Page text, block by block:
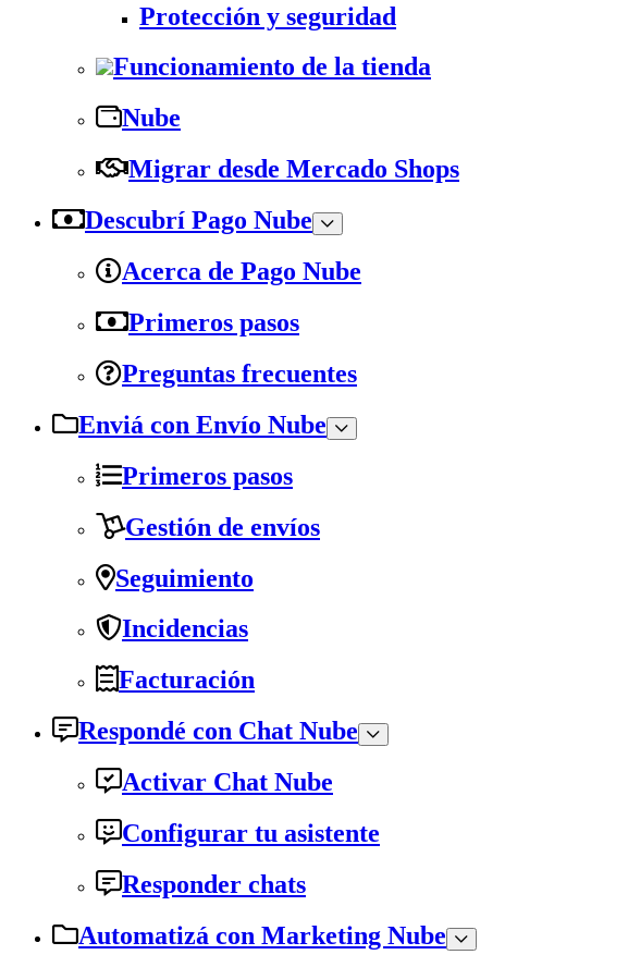
Protección y seguridad
Funcionamiento de la tienda
Nube
Migrar desde Mercado Shops
Descubrí Pago Nube
Acerca de Pago Nube
Primeros pasos
Preguntas frecuentes
Enviá con Envío Nube
Primeros pasos
Gestión de envíos
Seguimiento
Incidencias
Facturación
Respondé con Chat Nube
Activar Chat Nube
Configurar tu asistente
Responder chats
Automatizá con Marketing Nube